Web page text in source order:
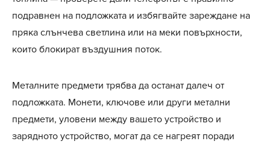
подравнен на подложката и избягвайте зареждане на
пряка слънчева светлина или на меки повърхности,
които блокират въздушния поток.
Металните предмети трябва да останат далеч от
подложката. Монети, ключове или други метални
предмети, уловени между вашето устройство и
зарядното устройство, могат да се нагреят поради